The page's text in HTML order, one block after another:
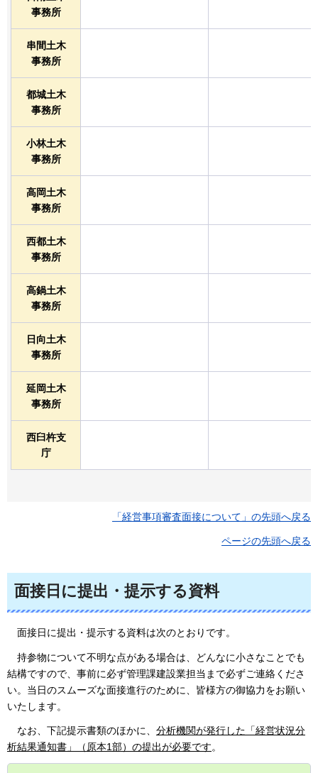
事務所
串間土木
事務所
都城土木
事務所
小林土木
事務所
高岡土木
事務所
西都土木
事務所
高鍋土木
事務所
日向土木
事務所
延岡土木
事務所
西臼杵支
庁
「経営事項審査面接について」の先頭へ戻る
ページの先頭へ戻る
面接日に提出・提示する資料
面接日に提出・提示する資料は次のとおりです。
持参物について不明な点がある場合は、どんなに小さなことでも
結構ですので、事前に必ず管理課建設業担当まで必ずご連絡くださ
い。当日のスムーズな面接進行のために、皆様方の御協力をお願い
いたします。
なお、 下記提示書類のほかに、 分析機関が発行した「経営状況分
析結果通知書」（原本1部）の提出が必要です。